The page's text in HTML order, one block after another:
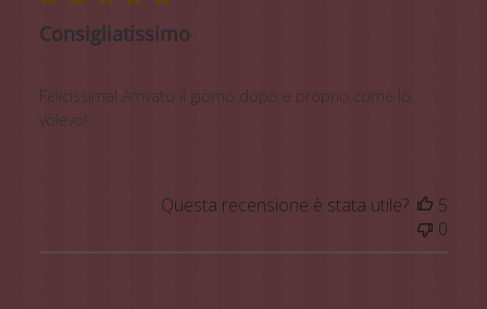
Consigliatissimo
Felicissima! Arrivato il giorno dopo e proprio come lo
volevo!
Questa recensione è stata utile?
5
0